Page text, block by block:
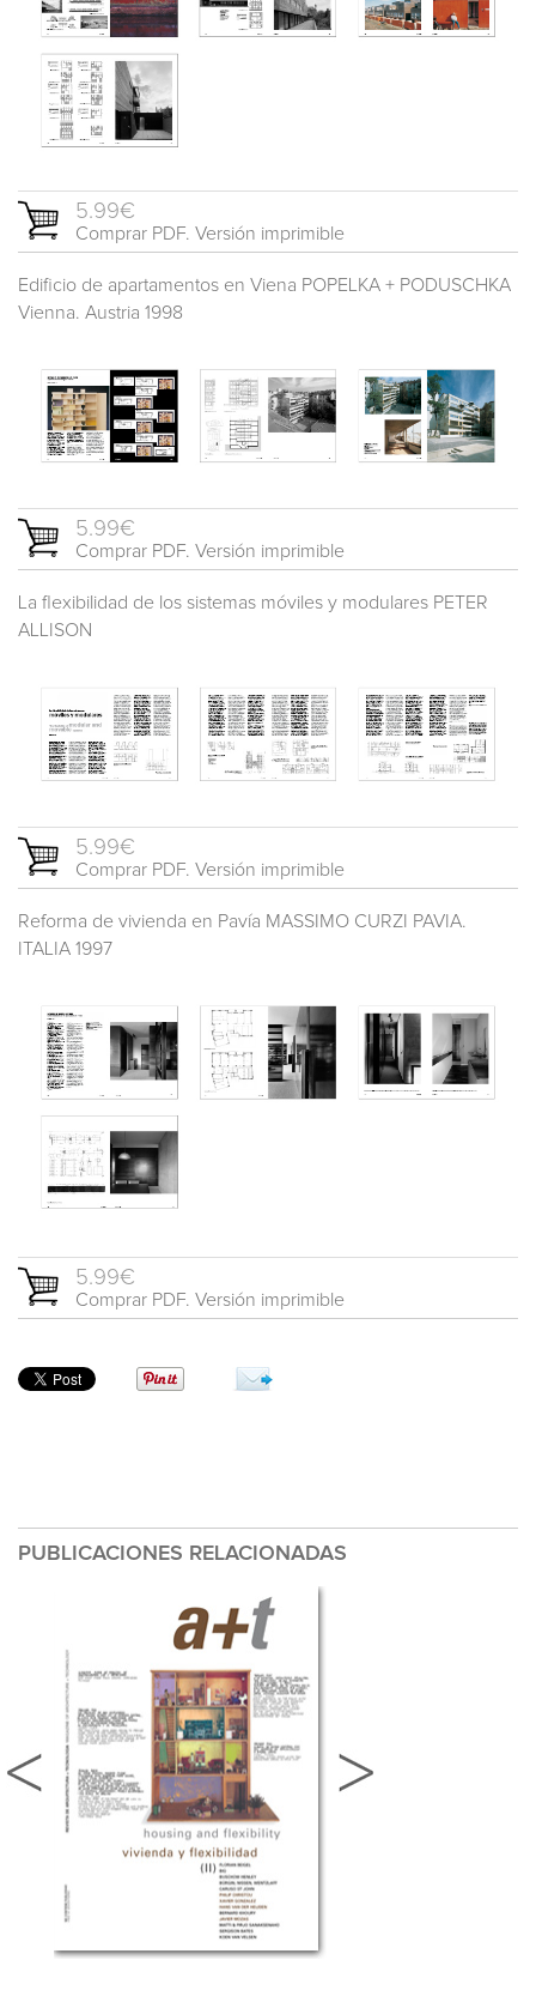
5.99€
Comprar PDF. Versión imprimible
Edificio de apartamentos en Viena POPELKA + PODUSCHKA
Vienna. Austria 1998
5.99€
Comprar PDF. Versión imprimible
La flexibilidad de los sistemas móviles y modulares PETER
ALLISON
5.99€
Comprar PDF. Versión imprimible
Reforma de vivienda en Pavía MASSIMO CURZI PAVIA.
ITALIA 1997
5.99€
Comprar PDF. Versión imprimible
PUBLICACIONES RELACIONADAS